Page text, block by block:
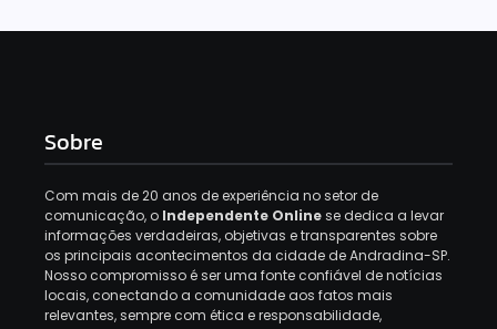
Sobre
Com mais de 20 anos de experiência no setor de
comunicação, o Independente Onlinese dedica a levar
informações verdadeiras, objetivas e transparentes sobre
os principais acontecimentos da cidade de Andradina-SP.
Nosso compromisso é ser uma fonte confiável de notícias
locais, conectando a comunidade aos fatos mais
relevantes, sempre com ética e responsabilidade,